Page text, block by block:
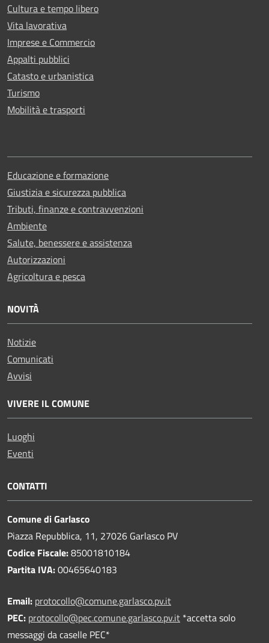
Cultura e tempo libero
Vita lavorativa
Imprese e Commercio
Appalti pubblici
Catasto e urbanistica
Turismo
Mobilità e trasporti
Educazione e formazione
Giustizia e sicurezza pubblica
Tributi, finanze e contravvenzioni
Ambiente
Salute, benessere e assistenza
Autorizzazioni
Agricoltura e pesca
NOVITÀ
Notizie
Comunicati
Avvisi
VIVERE IL COMUNE
Luoghi
Eventi
CONTATTI
Comune di Garlasco
Piazza Repubblica, 11, 27026 Garlasco PV
Codice Fiscale:85001810184
Partita IVA:00465640183
Email: protocollo@comune.garlasco.pv.it
PEC: protocollo@pec.comune.garlasco.pv.it *accetta solo
messaggi da caselle PEC*